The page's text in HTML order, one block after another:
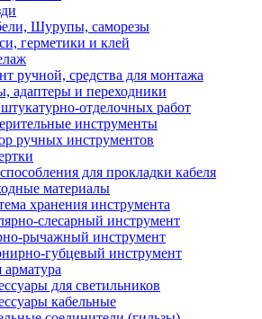
Шурупы, саморезы
герметики и клей
ручной, средства для монтажа
адаптеры и переходники
отделочных работ
инструменты
ручных инструментов
для прокладки кабеля
материалы
хранения инструмента
слесарный инструмент
рычажный инструмент
губцевый инструмент
арматура
для светильников
кабельные